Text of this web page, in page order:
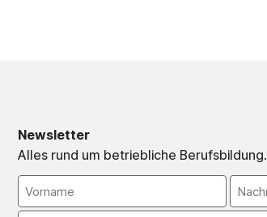
Newsletter
Alles rund um betriebliche Berufsbildung.